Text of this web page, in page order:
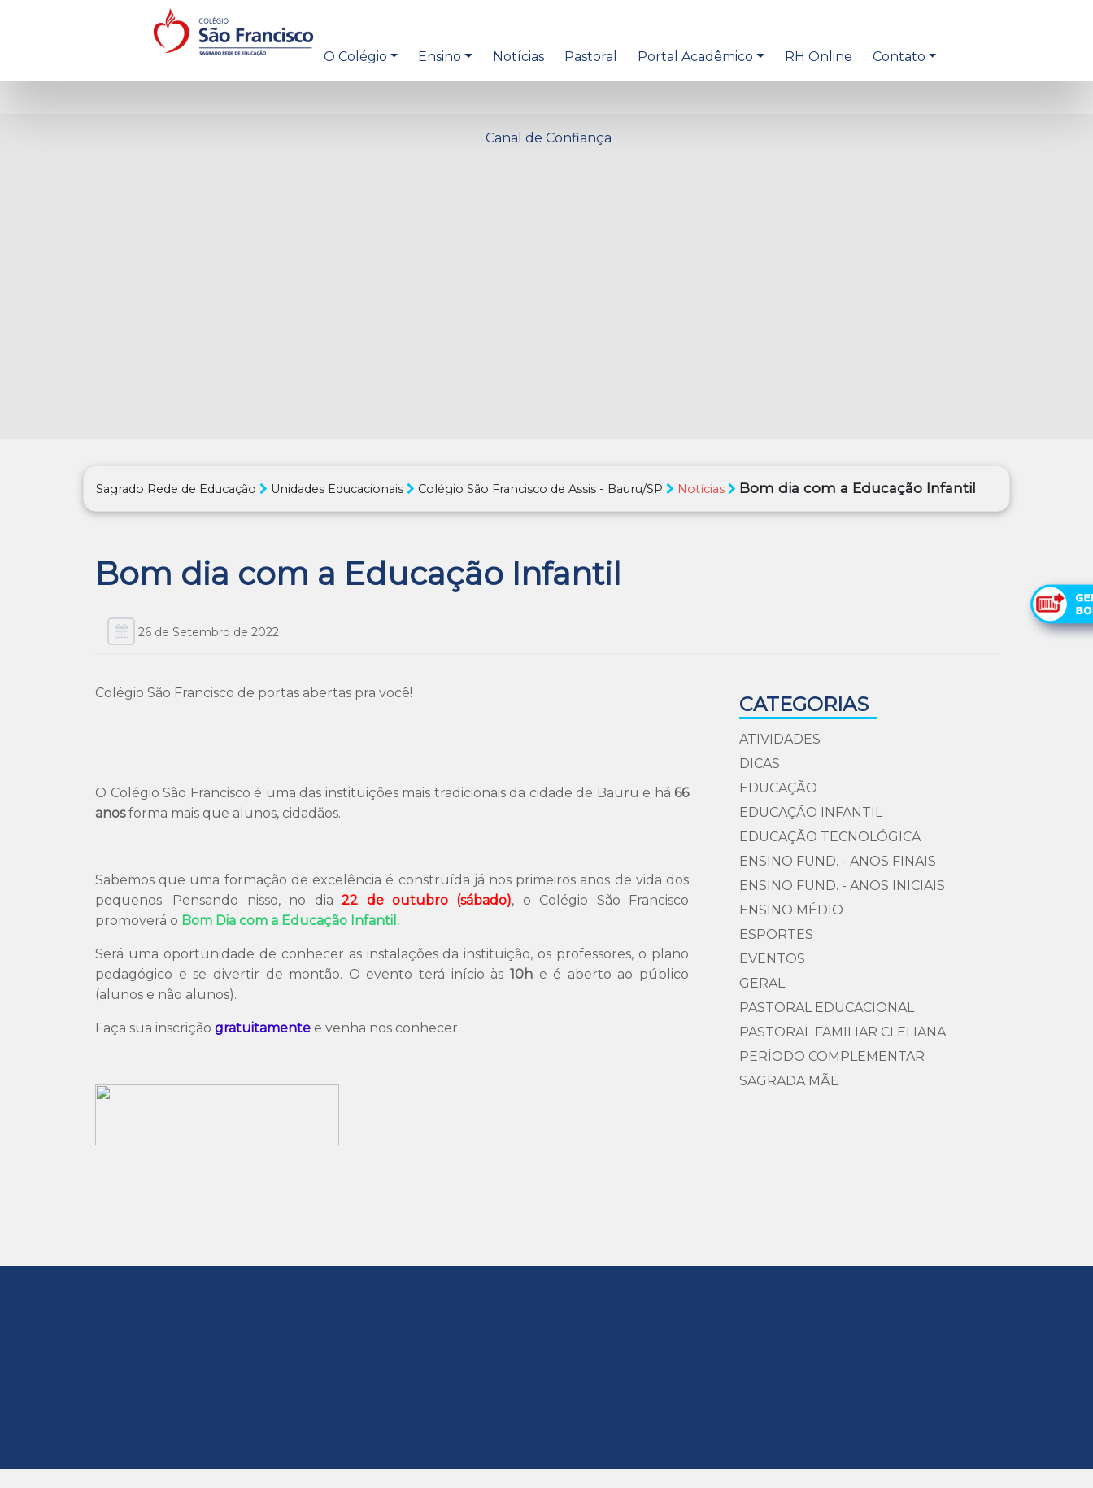
O Colégio Ensino Notícias Pastoral Portal Acadêmico RH Online Contato
Canal de Confiança
Sagrado Rede de Educação Unidades Educacionais Colégio São Francisco de Assis - Bauru/SP Notícias Bom dia com a Educação Infantil
Bom dia com a Educação Infantil
26 de Setembro de 2022
Colégio São Francisco de portas abertas pra você!
O Colégio São Francisco é uma das instituições mais tradicionais da cidade de Bauru e há 66
anosforma mais que alunos, cidadãos.
Sabemos que uma formação de excelência é construída já nos primeiros anos de vida dos
pequenos. Pensando nisso, no dia22 de outubro (sábado), o Colégio São Francisco
promoverá o Bom Dia com a Educação Infantil.
Será uma oportunidade de conhecer as instalações da instituição, os professores, o plano
pedagógico e se divertir de montão. O evento terá início às 10he é aberto ao público
(alunos e não alunos).
Faça sua inscrição gratuitamente e venha nos conhecer.
CATEGORIAS
ATIVIDADES
DICAS
EDUCAÇÃO
EDUCAÇÃO INFANTIL
EDUCAÇÃO TECNOLÓGICA
ENSINO FUND. - ANOS FINAIS
ENSINO FUND. - ANOS INICIAIS
ENSINO MÉDIO
ESPORTES
EVENTOS
GERAL
PASTORAL EDUCACIONAL
PASTORAL FAMILIAR CLELIANA
PERÍODO COMPLEMENTAR
SAGRADA MÃE